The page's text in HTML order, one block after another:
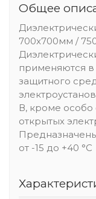
Общее
700x700мм /
применяются в
защитного
В, кроме
открытых
от -15 до +40 °С